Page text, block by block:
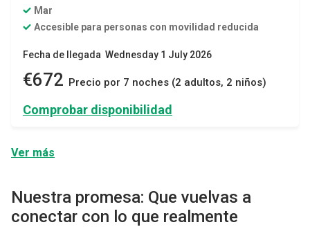
Mar
Accesible para personas con movilidad reducida
Fecha de llegada Wednesday 1 July 2026
€672 Precio por 7 noches (2 adultos, 2 niños)
Comprobar disponibilidad
Ver más
Nuestra promesa: Que vuelvas a
conectar con lo que realmente